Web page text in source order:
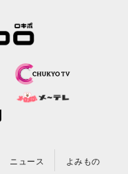
ニュース よみもの